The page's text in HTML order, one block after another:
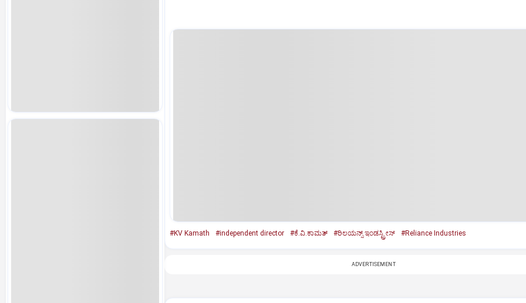
#KV Kamath #independent director #ಕೆ.ವಿ.ಕಾಮತ್‌ #ರಿಲಯನ್ಸ್‌ ಇಂಡಸ್ಟ್ರೀಸ್‌ #Reliance Industries
ADVERTISEMENT